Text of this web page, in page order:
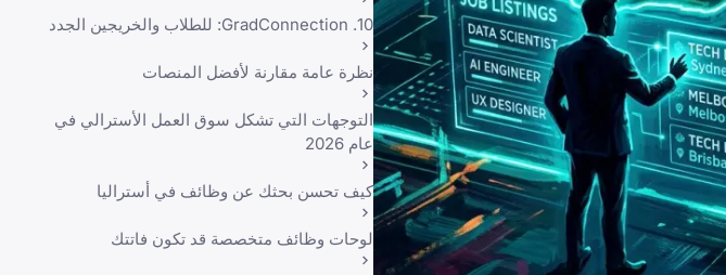
10. GradConnection: للطلاب والخريجين الجدد
نظرة عامة مقارنة لأفضل المنصات
التوجهات التي تشكل سوق العمل الأسترالي في
عام 2026
كيف تحسن بحثك عن وظائف في أستراليا
لوحات وظائف متخصصة قد تكون فاتتك